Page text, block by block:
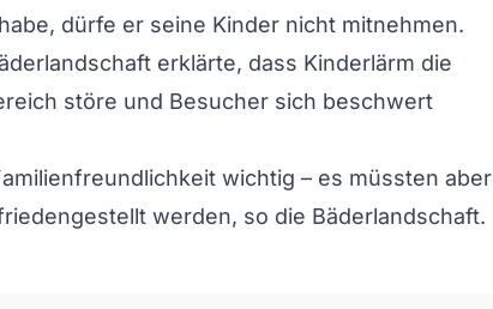
dürfe er seine Kinder nicht mitnehmen.
erklärte, dass Kinderlärm die
störe und Besucher sich beschwert
wichtig – es müssten aber
werden, so die Bäderlandschaft.